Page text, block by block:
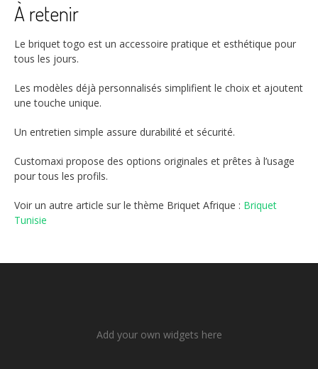
À retenir
Le briquet togo est un accessoire pratique et esthétique pour
tous les jours.
Les modèles déjà personnalisés simplifient le choix et ajoutent
une touche unique.
Un entretien simple assure durabilité et sécurité.
Customaxi propose des options originales et prêtes à l’usage
pour tous les profils.
Voir un autre article sur le thème Briquet Afrique : Briquet
Tunisie
Add your own widgets here